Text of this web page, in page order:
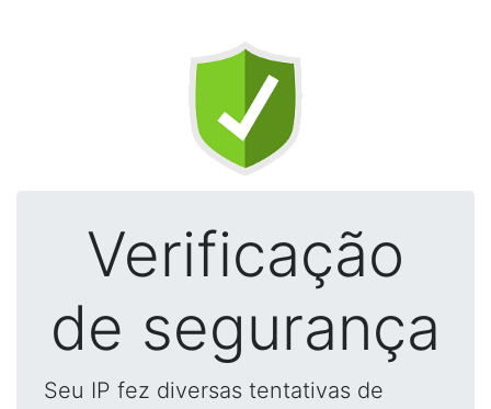
Verificação
de segurança
Seu IP fez diversas tentativas de